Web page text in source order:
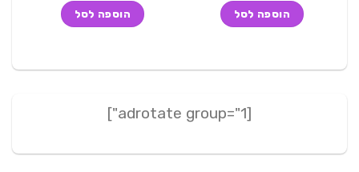
היה:
299 ₪.
הוא:
218 ₪.
הוספה לסל
היה:
277 ₪.
הוא:
244 ₪.
הוספה לסל